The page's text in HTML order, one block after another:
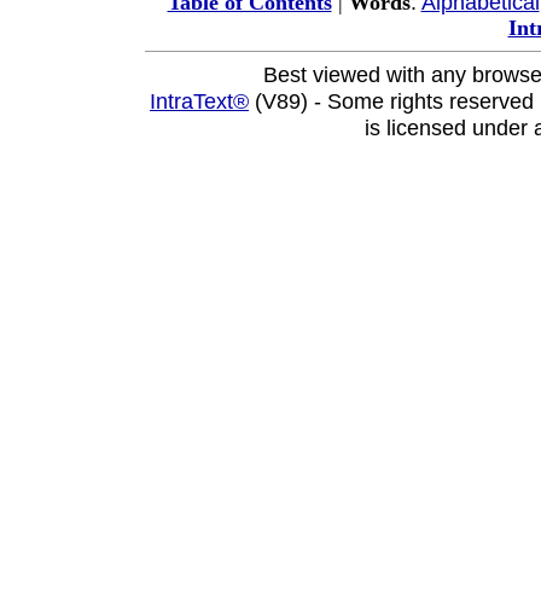
Best viewed with any
IntraText® (V89) - Some rights
is licensed under